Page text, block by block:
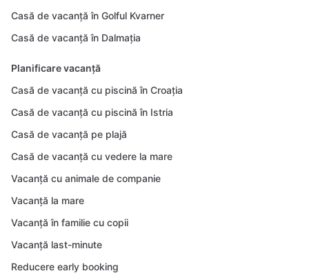
Casă de vacanță în Golful Kvarner
Casă de vacanță în Dalmația
Planificare vacanță
Casă de vacanță cu piscină în Croația
Casă de vacanță cu piscină în Istria
Casă de vacanță pe plajă
Casă de vacanță cu vedere la mare
Vacanță cu animale de companie
Vacanță la mare
Vacanță în familie cu copii
Vacanță last-minute
Reducere early booking